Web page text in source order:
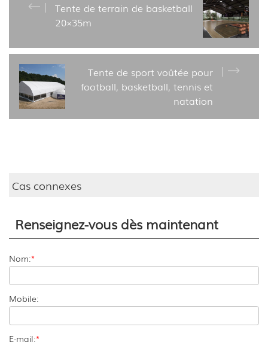
Tente de terrain de basketball
20×35m
Tente de sport voûtée pour
football, basketball, tennis et
natation
Cas connexes
Renseignez-vous dès maintenant
Nom:*
Mobile:
E-mail:*